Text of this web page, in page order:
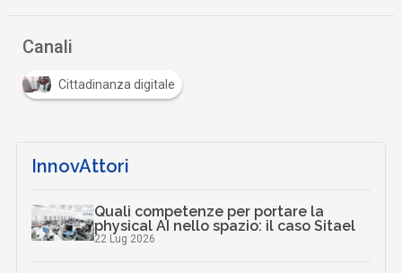
Canali
Cittadinanza digitale
InnovAttori
Quali competenze per portare la
physical AI nello spazio: il caso Sitael
22 Lug 2026